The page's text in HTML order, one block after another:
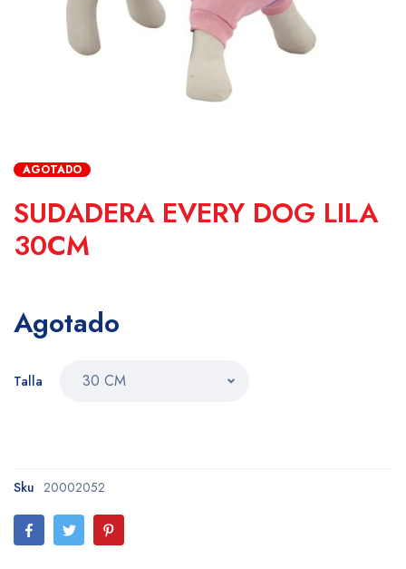
AGOTADO
SUDADERA EVERY DOG LILA
30CM
Agotado
Talla
Sku 20002052